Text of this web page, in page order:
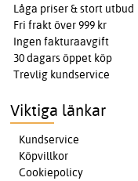
Låga priser & stort utbud
Fri frakt över 999 kr
Ingen fakturaavgift
30 dagars öppet köp
Trevlig kundservice
Viktiga länkar
Kundservice
Köpvillkor
Cookiepolicy